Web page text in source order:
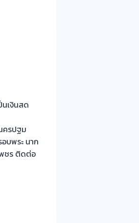
นเงินสด
ครปฐม
บพระ นาก
พชร ติดต่อ